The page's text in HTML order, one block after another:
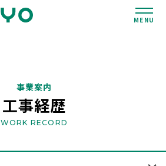
MENU
事業案内
工事経歴
WORK RECORD